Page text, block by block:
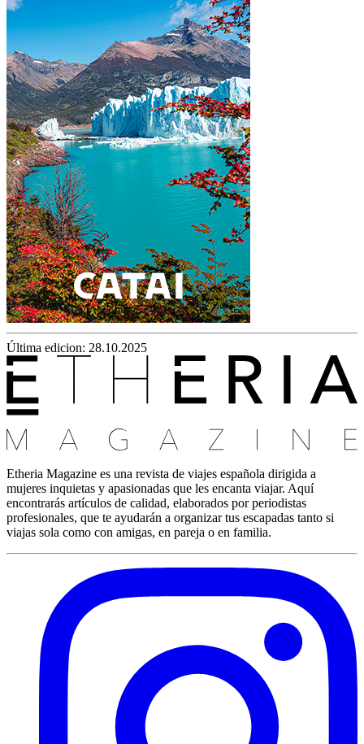
Última edicion: 28.10.2025
Etheria Magazine es una revista de viajes española dirigida a
mujeres inquietas y apasionadas que les encanta viajar. Aquí
encontrarás artículos de calidad, elaborados por periodistas
profesionales, que te ayudarán a organizar tus escapadas tanto si
viajas sola como con amigas, en pareja o en familia.